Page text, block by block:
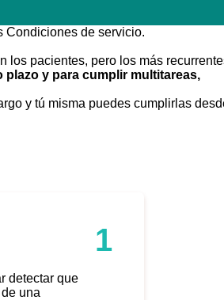
Condiciones de servicio.
los pacientes, pero los más
y para cumplir multitareas,
y tú misma puedes cumplirlas
1
una